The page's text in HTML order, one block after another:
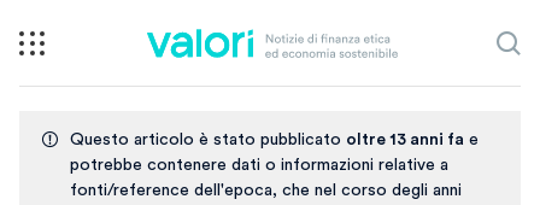
Questo articolo è stato pubblicato oltre 13 anni fa e
potrebbe contenere dati o informazioni relative a
fonti/reference dell'epoca, che nel corso degli anni